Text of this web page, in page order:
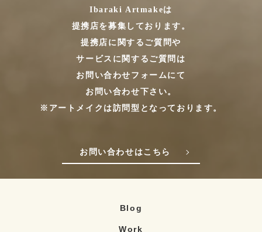
Ibaraki Artmakeは
提携店を募集しております。
提携店に関するご質問や
サービスに関するご質問は
お問い合わせフォームにて
お問い合わせ下さい。
※アートメイクは訪問型となっております。
お問い合わせはこちら
Blog
Work